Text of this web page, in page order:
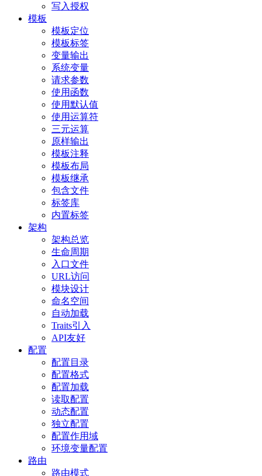
写入授权
模板
模板定位
模板标签
变量输出
系统变量
请求参数
使用函数
使用默认值
使用运算符
三元运算
原样输出
模板注释
模板布局
模板继承
包含文件
标签库
内置标签
架构
架构总览
生命周期
入口文件
URL访问
模块设计
命名空间
自动加载
Traits引入
API友好
配置
配置目录
配置格式
配置加载
读取配置
动态配置
独立配置
配置作用域
环境变量配置
路由
路由模式